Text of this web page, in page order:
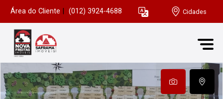
Área do Cliente (012) 3924-4688 Cidades